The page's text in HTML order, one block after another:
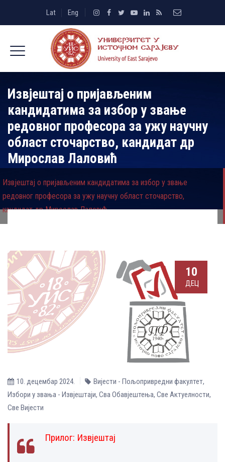
Lat Eng
Извјештај о пријављеним
кандидатима за избор у звање
редовног професора за ужу научну
област сточарство, кандидат др
Мирослав Лаловић
Извјештај о пријављеним кандидатима за избор у звање
редовног професора за ужу научну област сточарство,
кандидат др Мирослав Лаловић
10
ДЕЦ
10. децембар 2024. Вијести - Пољопривредни факултет,
Избори у звања - Извјештаји, Сва Обавјештења, Све Aктуелности,
Све Вијести
Прилог: Извјештај